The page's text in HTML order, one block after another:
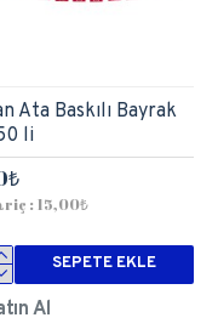
Ata Baskılı Bayrak
li
: 15,00₺
SEPETE EKLE
Al